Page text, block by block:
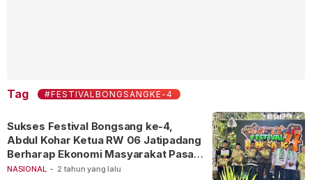
Tag #FESTIVALBONGSANGKE-4
NASIONAL - 2 tahun yang lalu
Sukses Festival Bongsang ke-4,
Abdul Kohar Ketua RW 06 Jatipadang
Berharap Ekonomi Masyarakat Pasar
Minggu Meningkat